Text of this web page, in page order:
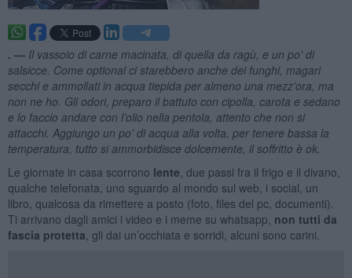
. — Il vassoio di carne macinata, di quella da ragù, e un po’ di
salsicce. Come optional ci starebbero anche dei funghi, magari
secchi e ammollati in acqua tiepida per almeno una mezz’ora, ma
non ne ho. Gli odori, preparo il battuto con cipolla, carota e sedano
e lo faccio andare con l’olio nella pentola, attento che non si
attacchi. Aggiungo un po’ di acqua alla volta, per tenere bassa la
temperatura, tutto si ammorbidisce dolcemente, il soffritto è ok.
Le giornate in casa scorrono lente , due passi fra il frigo e il divano,
qualche telefonata, uno sguardo al mondo sul web, i social, un
libro, qualcosa da rimettere a posto (foto, files del pc, documenti).
Ti arrivano dagli amici i video e i meme su whatsapp, non tutti da
fascia protetta , gli dai un’occhiata e sorridi, alcuni sono carini.